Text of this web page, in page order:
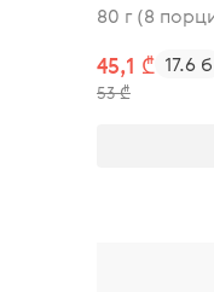
80 г (8
45,1 ₾
53 ₾
17.6 б